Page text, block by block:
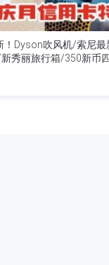
！Dyson吹风机/索尼最
秀丽旅行箱/350新币